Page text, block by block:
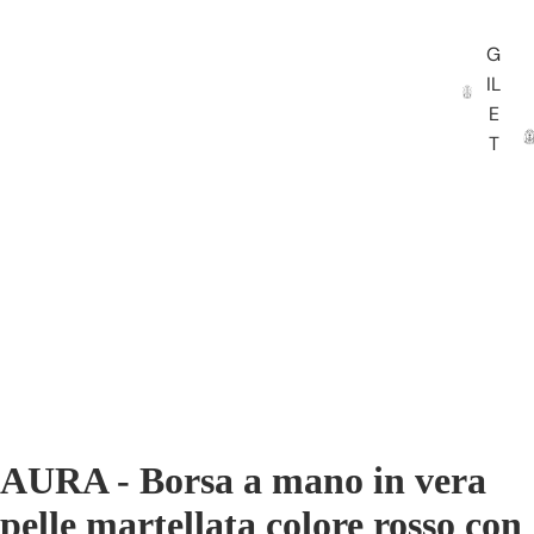
G
IL
E
T
AURA - Borsa a mano in vera
pelle martellata colore rosso con